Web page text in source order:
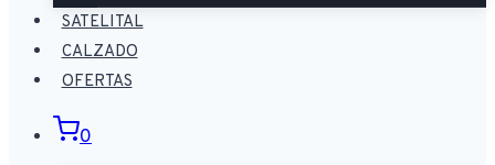
SATELITAL
CALZADO
OFERTAS
0